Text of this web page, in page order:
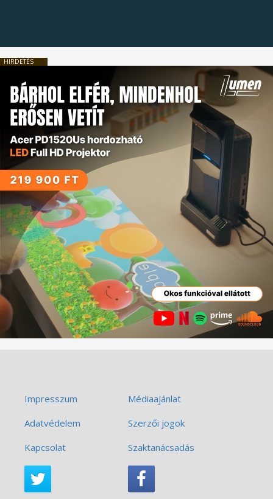
HIRDETÉS
Impresszum
Médiaajánlat
Adatvédelem
Szerzői jogok
Kapcsolat
Szaktanácsadás